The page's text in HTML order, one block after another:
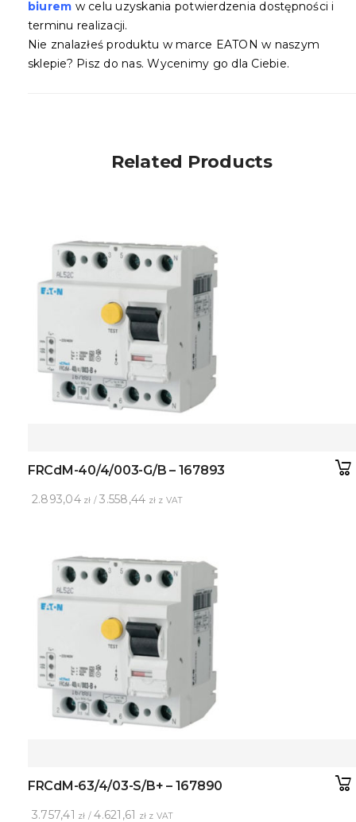
biurem w celu uzyskania potwierdzenia dostępności i
terminu realizacji.
Nie znalazłeś produktu w marce EATON w naszym
sklepie? Pisz do nas. Wycenimy go dla Ciebie.
Related Products
FRCdM-40/4/003-G/B – 167893
2.893,04 zł /3.558,44 zł z VAT
FRCdM-63/4/03-S/B+ – 167890
3.757,41 zł /4.621,61 zł z VAT